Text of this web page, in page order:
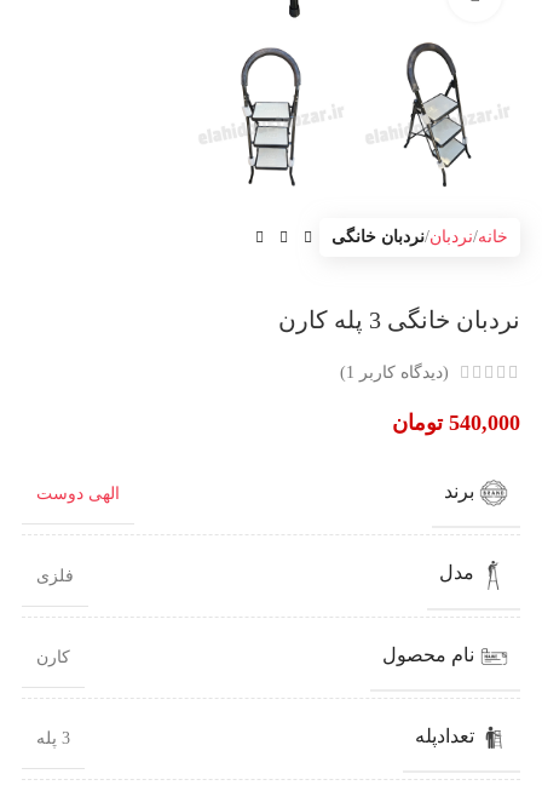
خانه نردبان نردبان خانگی
نردبان خانگی 3 پله کارن
(دیدگاه کاربر 1
)
540,000 تومان
برند الهی دوست
مدل فلزی
نام محصول کارن
تعدادپله 3 پله